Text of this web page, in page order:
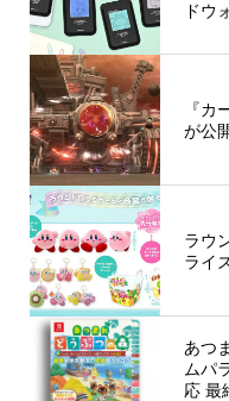
ドウ
『カ
が公
ラウ
ライ
あつ
ムパ
応 最